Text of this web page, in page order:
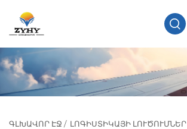
ԳԼԽԱՎՈՐ ԷՋ / ԼՈԳԻՍՏԻԿԱՅԻ ԼՈՒԾՈՒՄՆԵՐ